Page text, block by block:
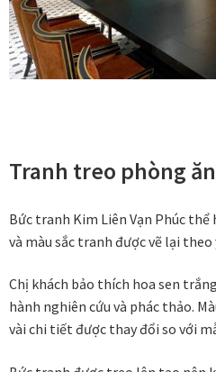
Khung tranh treo tường
Kim liên vạn phúc phòng thờ
Mia Lifestyle
Nghệ thuật sơn mài dát vàng
Phương thức thanh toán
Tranh treo phòng ăn
Bức tranh Kim Liên Vạn Phúc thể
và màu sắc tranh được vẽ lại theo
Chị khách bảo thích hoa sen
hành nghiên cứu và phác thảo.
vài chi tiết được thay đổi so với